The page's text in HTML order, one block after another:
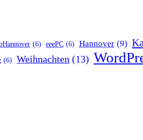
(6) eeePC (6) Hannover (9)
(6) Weihnachten (13)